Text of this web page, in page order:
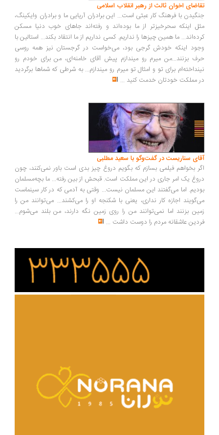
اخوان ثالث از رهبر انقلاب اسلامی
با فرهنگ کار عبثی است... این برادران آریایی ما و برادران وایکینگ،
اینکه سحرخیزتر از ما بوده‌اند و رفته‌اند جاهای خوب دنیا مسکن
ما همین چیزها را نداریم. کسی نداریم از ما انتقاد بکند... استالین با
اینکه خودش گرجی بود، می‌خواست در گرجستان نیز همه روسی
بزنند...من میرم رو میندازم پیش آقای خامنه‌ای، من برای خودم رو
برای تو و امثال تو میرم رو میندازم... به شرطی که شماها برگردید
مملکت خودتان خدمت کنید...
سناریست در گفت‌وگو با سعید مطلبی
بخواهم فیلمی بسازم که بگویم دروغ چیز بدی است باور نمی‌کنند، چون
یک امر جاری در این مملکت است. قبحش از بین رفته... ما بچه‌مسلمان
اما می‌گفتند این مسلمان نیست... وقتی به آدمی که در کار سینماست
اجازه کار نداری، یعنی با شکنجه او را می‌کشند... می‌توانند من را
بزنند اما نمی‌توانند من را روی زمین نگه دارند، من بلند می‌شوم...
عاشقانه مردم را دوست داشت ...